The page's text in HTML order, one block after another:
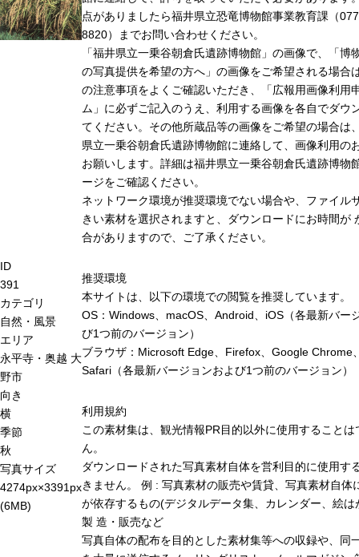
ID
391
カテゴリ
自然・風景
エリア
永平寺・奥越 大
野市
向き
横
季節
秋
写真サイズ
4274px×3391px
(6MB)
点がありましたら福井県立恐竜博物館事業教育課（
8820）までお問い合わせください。
「福井県立一乗谷朝倉氏遺跡博物館」の画像で、「博
の写真提供を希望の方へ」の画像をご希望される場合
の注意事項をよくご確認いただき、「広報用画像利用
ム」に必ずご記入のうえ、利用する画像を各自でダウ
てください。その他所蔵品等の画像をご希望の場合は
県立一乗谷朝倉氏遺跡博物館に連絡して、画像利用の
お願いします。詳細は福井県立一乗谷朝倉氏遺跡博物
ージをご確認ください。
ネットワーク環境が推奨環境でない場合や、ファイル
きい素材を選択されますと、ダウンロードにお時間が
合がありますので、ご了承ください。
推奨環境
本サイトは、以下の環境での閲覧を推奨しています。
OS：Windows、macOS、Android、iOS（各最新バー
び1つ前のバージョン）
ブラウザ：Microsoft Edge、Firefox、Google Chrome
Safari（各最新バージョンおよび1つ前のバージョン）
利用規約
この素材集は、観光情報PR目的以外に使用することは
ん。
ダウンロードされた写真素材自体を営利目的に使用す
きません。 例 : 写真素材の販売や賃貸、写真素材自体
が依存するもの(デジタルデータ集、カレンダー、絵は
製 造・販売など
写真自体の配布を目的とした素材集等への収録や、同